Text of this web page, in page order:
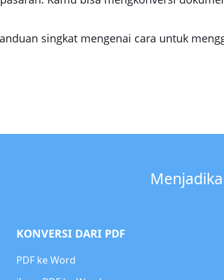
singkat mengenai cara untuk
KONVERSI DARI PDF
PDF ke Word